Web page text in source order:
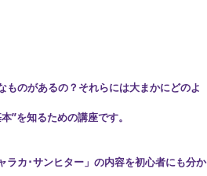
のがあるの？それらには大まかにどのよ
”を知るための講座です。
カ･サンヒター」の内容を初心者にも分か